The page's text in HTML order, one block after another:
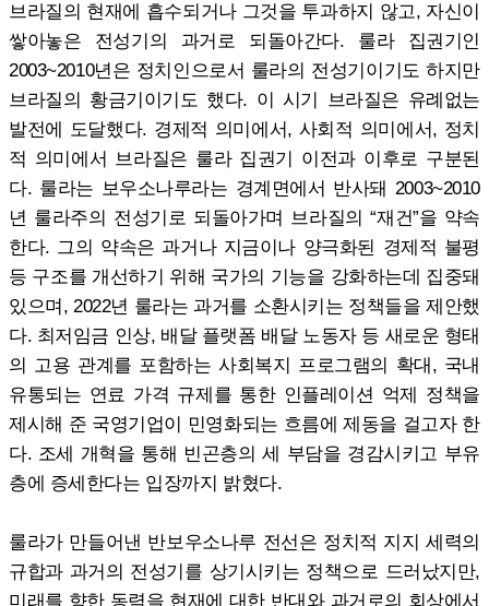
브라질의 현재에 흡수되거나 그것을 투과하지 않고, 자신이
쌓아놓은 전성기의 과거로 되돌아간다. 룰라 집권기인
2003~2010년은 정치인으로서 룰라의 전성기이기도 하지만
브라질의 황금기이기도 했다. 이 시기 브라질은 유례없는
발전에 도달했다. 경제적 의미에서, 사회적 의미에서, 정치
적 의미에서 브라질은 룰라 집권기 이전과 이후로 구분된
다. 룰라는 보우소나루라는 경계면에서 반사돼 2003~2010
년 룰라주의 전성기로 되돌아가며 브라질의 “재건”을 약속
한다. 그의 약속은 과거나 지금이나 양극화된 경제적 불평
등 구조를 개선하기 위해 국가의 기능을 강화하는데 집중돼
있으며, 2022년 룰라는 과거를 소환시키는 정책들을 제안했
다. 최저임금 인상, 배달 플랫폼 배달 노동자 등 새로운 형태
의 고용 관계를 포함하는 사회복지 프로그램의 확대, 국내
유통되는 연료 가격 규제를 통한 인플레이션 억제 정책을
제시해 준 국영기업이 민영화되는 흐름에 제동을 걸고자 한
다. 조세 개혁을 통해 빈곤층의 세 부담을 경감시키고 부유
층에 증세한다는 입장까지 밝혔다.
룰라가 만들어낸 반보우소나루 전선은 정치적 지지 세력의
규합과 과거의 전성기를 상기시키는 정책으로 드러났지만,
미래를 향한 동력을 현재에 대한 반대와 과거로의 회상에서